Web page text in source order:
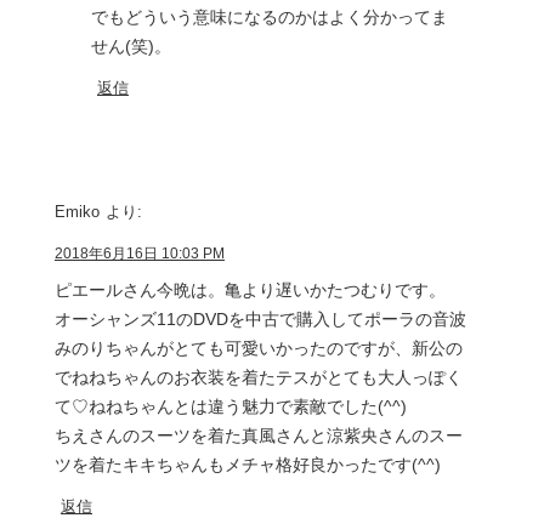
でもどういう意味になるのかはよく分かってま
せん(笑)。
返信
Emiko より:
2018年6月16日 10:03 PM
ピエールさん今晩は。亀より遅いかたつむりです。
オーシャンズ11のDVDを中古で購入してポーラの音波
みのりちゃんがとても可愛いかったのですが、新公の
でねねちゃんのお衣装を着たテスがとても大人っぽく
て♡ねねちゃんとは違う魅力で素敵でした(^^)
ちえさんのスーツを着た真風さんと涼紫央さんのスー
ツを着たキキちゃんもメチャ格好良かったです(^^)
返信